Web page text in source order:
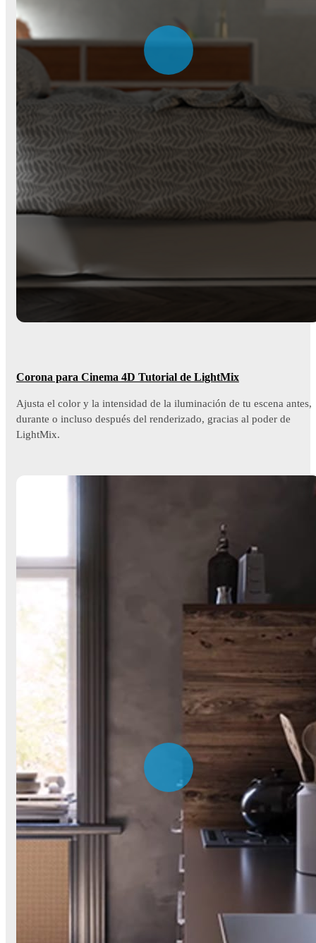
Corona para Cinema 4D Tutorial de LightMix
Ajusta el color y la intensidad de la iluminación de tu escena antes,
durante o incluso después del renderizado, gracias al poder de
LightMix.